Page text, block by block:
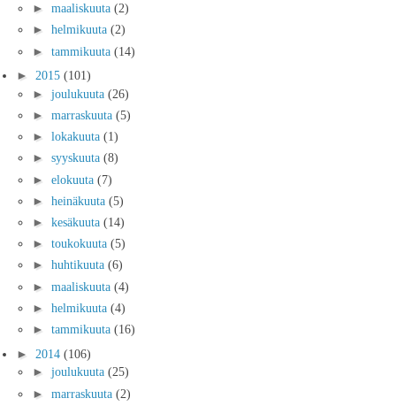
► maaliskuuta (2)
► helmikuuta (2)
► tammikuuta (14)
► 2015 (101)
► joulukuuta (26)
► marraskuuta (5)
► lokakuuta (1)
► syyskuuta (8)
► elokuuta (7)
► heinäkuuta (5)
► kesäkuuta (14)
► toukokuuta (5)
► huhtikuuta (6)
► maaliskuuta (4)
► helmikuuta (4)
► tammikuuta (16)
► 2014 (106)
► joulukuuta (25)
► marraskuuta (2)